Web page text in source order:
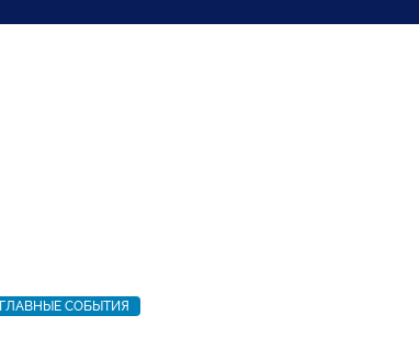
ГЛАВНЫЕ СОБЫТИЯ